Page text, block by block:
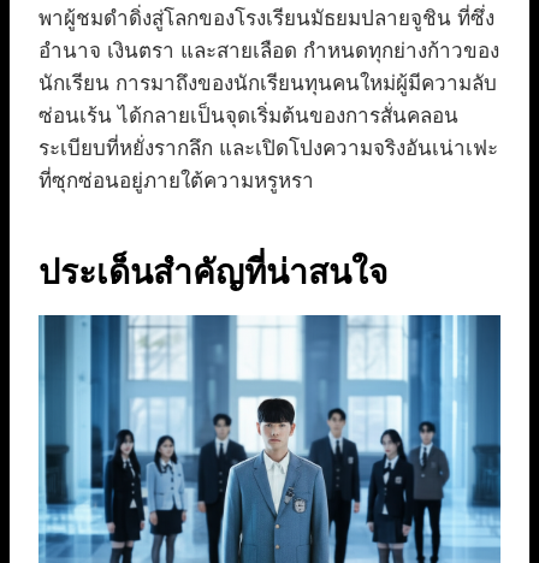
พาผู้ชมดำดิ่งสู่โลกของโรงเรียนมัธยมปลายจูชิน ที่ซึ่ง
อำนาจ เงินตรา และสายเลือด กำหนดทุกย่างก้าวของ
นักเรียน การมาถึงของนักเรียนทุนคนใหม่ผู้มีความลับ
ซ่อนเร้น ได้กลายเป็นจุดเริ่มต้นของการสั่นคลอน
ระเบียบที่หยั่งรากลึก และเปิดโปงความจริงอันเน่าเฟะ
ที่ซุกซ่อนอยู่ภายใต้ความหรูหรา
ประเด็นสำคัญที่น่าสนใจ